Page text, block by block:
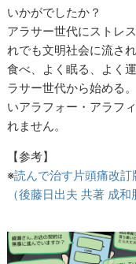
いかがでしたか？
アラサー世代にストレ
れでも文明社会に流さ
食べ、よく眠る、よく
ラサー世代から始める
いアラフォー・アラフ
れません。
【参考】
※読んで治す片頭痛改訂
（後藤日出夫 共著 成和